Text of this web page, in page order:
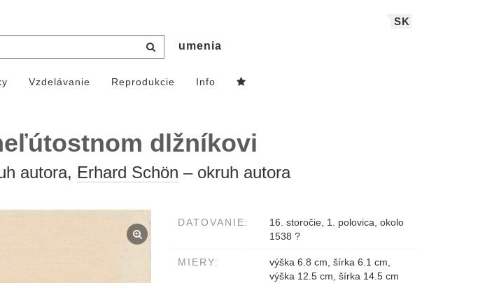
SK
umenia
Vzdelávanie Reprodukcie Info
dlžníkovi
autora, Erhard Schön – okruh autora
DATOVANIE:
16. storočie, 1. polovica, okolo
1538 ?
MIERY:
výška 6.8 cm, šírka 6.1 cm,
výška 12.5 cm, šírka 14.5 cm